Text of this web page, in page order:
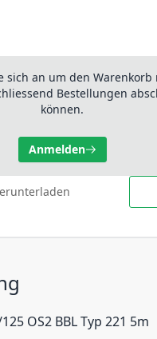
sich an um den Warenkorb
Bestellungen
können.
Anmelden
OS2 BBL Typ 221 5m